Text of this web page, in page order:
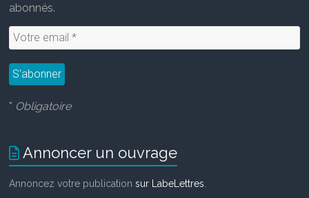
abonnés.
* Obligatoire
Annoncer un ouvrage
Annoncez votre publicationsur LabeLettres